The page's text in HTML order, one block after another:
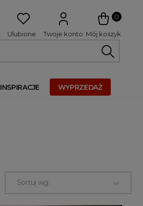
0
Mój koszyk
Twoje konto
Ulubione
INSPIRACJE WYPRZEDAŻ
Sortuj wg: